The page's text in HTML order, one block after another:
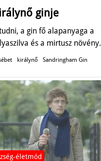
ginje
a gin fő alapanyaga a
és a mirtusz növény.
királynő Sandringham Gin
életmód